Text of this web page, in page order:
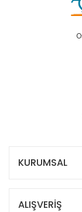
KURUMSAL
ALIŞVERİŞ